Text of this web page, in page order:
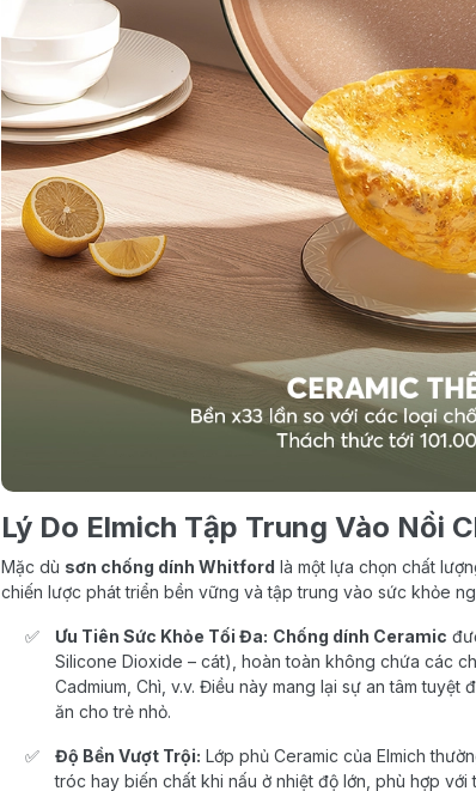
Lý Do Elmich Tập Trung Vào Nồi
Mặc dù sơn chống dính Whitford là một lựa chọn chất
chiến lược phát triển bền vững và tập trung vào sức khỏe
Ưu Tiên Sức Khỏe Tối Đa: Chống dính Ceramic
Silicone Dioxide – cát), hoàn toàn không chứa các
Cadmium, Chì, v.v. Điều này mang lại sự an tâm
ăn cho trẻ nhỏ.
Độ Bền Vượt Trội: Lớp phủ Ceramic của Elmich
tróc hay biến chất khi nấu ở nhiệt độ lớn, phù hợp